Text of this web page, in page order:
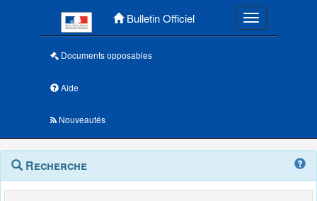
Bulletin Officiel Toggle
Documents opposables
Aide
Nouveautés
Navigation
outils
Menu
contextuel
Recherche